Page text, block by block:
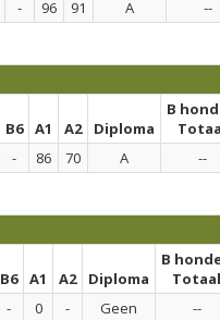
- 96 91 A --
B6 A1 A2 Diploma
B
- 86 70 A --
B6 A1 A2 Diploma
B
Totaal
- 0 - Geen --